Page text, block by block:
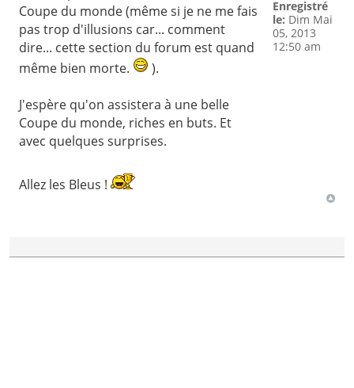
Coupe du monde (même si je ne me fais
pas trop d'illusions car... comment
dire... cette section du forum est quand
même bien morte.
).
J'espère qu'on assistera à une belle
Coupe du monde, riches en buts. Et
avec quelques surprises.
Allez les Bleus !
Enregistré
le: Dim Mai
05, 2013
12:50 am